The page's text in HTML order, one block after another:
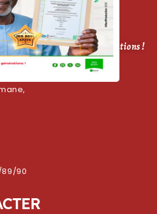
agissante entre les générations !
90
CTER